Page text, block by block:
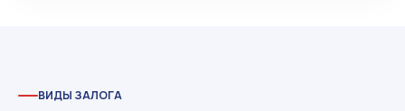
ВИДЫ ЗАЛОГА